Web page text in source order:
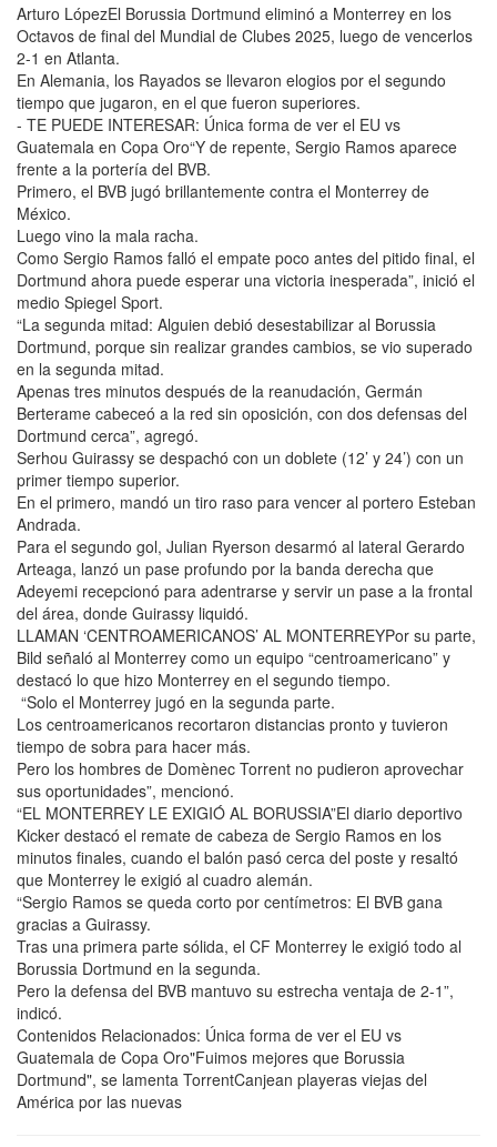
Arturo LópezEl Borussia Dortmund eliminó a Monterrey en los
Octavos de final del Mundial de Clubes 2025, luego de vencerlos
2-1 en Atlanta.
En Alemania, los Rayados se llevaron elogios por el segundo
tiempo que jugaron, en el que fueron superiores.
- TE PUEDE INTERESAR: Única forma de ver el EU vs
Guatemala en Copa Oro“Y de repente, Sergio Ramos aparece
frente a la portería del BVB.
Primero, el BVB jugó brillantemente contra el Monterrey de
México.
Luego vino la mala racha.
Como Sergio Ramos falló el empate poco antes del pitido final, el
Dortmund ahora puede esperar una victoria inesperada”, inició el
medio Spiegel Sport.
“La segunda mitad: Alguien debió desestabilizar al Borussia
Dortmund, porque sin realizar grandes cambios, se vio superado
en la segunda mitad.
Apenas tres minutos después de la reanudación, Germán
Berterame cabeceó a la red sin oposición, con dos defensas del
Dortmund cerca”, agregó.
Serhou Guirassy se despachó con un doblete (12’ y 24’) con un
primer tiempo superior.
En el primero, mandó un tiro raso para vencer al portero Esteban
Andrada.
Para el segundo gol, Julian Ryerson desarmó al lateral Gerardo
Arteaga, lanzó un pase profundo por la banda derecha que
Adeyemi recepcionó para adentrarse y servir un pase a la frontal
del área, donde Guirassy liquidó.
LLAMAN ‘CENTROAMERICANOS’ AL MONTERREYPor su parte,
Bild señaló al Monterrey como un equipo “centroamericano” y
destacó lo que hizo Monterrey en el segundo tiempo.
“Solo el Monterrey jugó en la segunda parte.
Los centroamericanos recortaron distancias pronto y tuvieron
tiempo de sobra para hacer más.
Pero los hombres de Domènec Torrent no pudieron aprovechar
sus oportunidades”, mencionó.
“EL MONTERREY LE EXIGIÓ AL BORUSSIA”El diario deportivo
Kicker destacó el remate de cabeza de Sergio Ramos en los
minutos finales, cuando el balón pasó cerca del poste y resaltó
que Monterrey le exigió al cuadro alemán.
“Sergio Ramos se queda corto por centímetros: El BVB gana
gracias a Guirassy.
Tras una primera parte sólida, el CF Monterrey le exigió todo al
Borussia Dortmund en la segunda.
Pero la defensa del BVB mantuvo su estrecha ventaja de 2-1”,
indicó.
Contenidos Relacionados: Única forma de ver el EU vs
Guatemala de Copa Oro"Fuimos mejores que Borussia
Dortmund", se lamenta TorrentCanjean playeras viejas del
América por las nuevas